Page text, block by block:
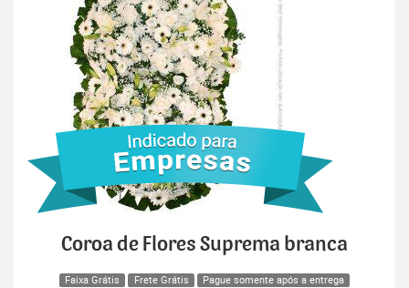
Coroa de Flores Suprema branca
Faixa Grátis Frete Grátis Pague somente após a entrega